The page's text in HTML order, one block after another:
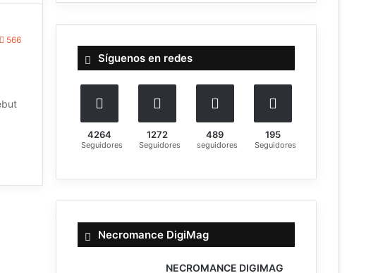
566
c
:
Síguenos en redes
4264
Seguidores
1272
Seguidores
489
seguidores
195
Seguidores
Necromance DigiMag
NECROMANCE DIGIMAG